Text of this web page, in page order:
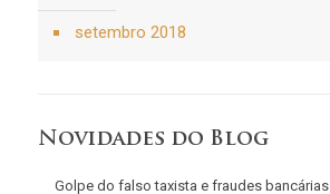
setembro 2018
Novidades do Blog
Golpe do falso taxista e fraudes bancárias